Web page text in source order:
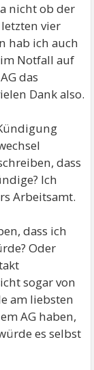
nicht ob der
vier
hab ich auch
Notfall auf
das
Dank also.
dass
Ich
Arbeitsamt.
dass ich
Oder
sogar von
am liebsten
AG haben,
es selbst